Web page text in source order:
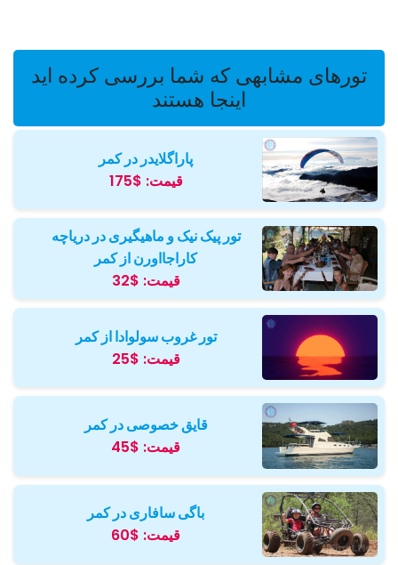
تورهای مشابهی که شما بررسی کرده اید
اینجا هستند
پاراگلایدر در کمر
قیمت: $175
تور پیک نیک و ماهیگیری در دریاچه
کاراجااورن از کمر
قیمت: $32
تور غروب سولوادا از کمر
قیمت: $25
قایق خصوصی در کمر
قیمت: $45
باگی سافاری در کمر
قیمت: $60